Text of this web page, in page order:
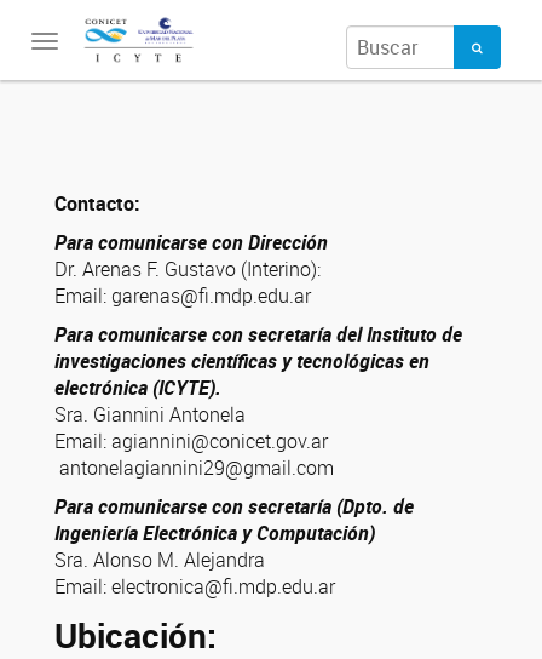
Toggle
navigation
Contacto:
Para comunicarse con Dirección
Dr. Arenas F. Gustavo (Interino):
Email: garenas@fi.mdp.edu.ar
Para comunicarse con secretaría del Instituto de
investigaciones científicas y tecnológicas en
electrónica (ICYTE).
Sra. Giannini Antonela
Email: agiannini@conicet.gov.ar
antonelagiannini29@gmail.com
Para comunicarse con secretaría (Dpto. de
Ingeniería Electrónica y Computación)
Sra. Alonso M. Alejandra
Email: electronica@fi.mdp.edu.ar
Ubicación: